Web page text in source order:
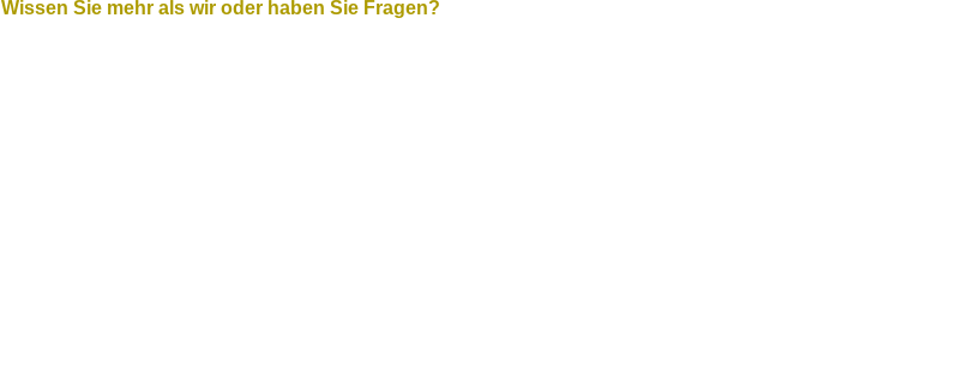
Wissen Sie mehr als wir oder haben Sie Fragen?